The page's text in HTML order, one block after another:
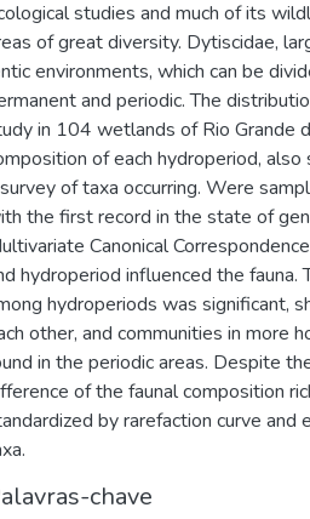
studies and much of its
of great diversity. Dytiscidae,
environments, which can be
and periodic. The
in 104 wetlands of Rio Grande
of each hydroperiod, also
of taxa occurring. Were
the first record in the state of
Canonical
hydroperiod influenced the
hydroperiods was significant,
other, and communities in more
in the periodic areas. Despite
of the faunal composition
by rarefaction curve
chave